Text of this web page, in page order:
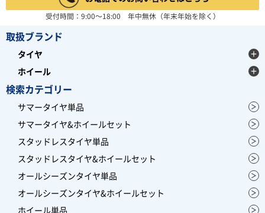
受付時間：9:00～18:00 年中無休（年末年始を除く）
取扱ブランド
タイヤ
ホイール
検索カテゴリー
サマータイヤ単品
サマータイヤ&ホイールセット
スタッドレスタイヤ単品
スタッドレスタイヤ&ホイールセット
オールシーズンタイヤ単品
オールシーズンタイヤ&ホイールセット
ホイール単品